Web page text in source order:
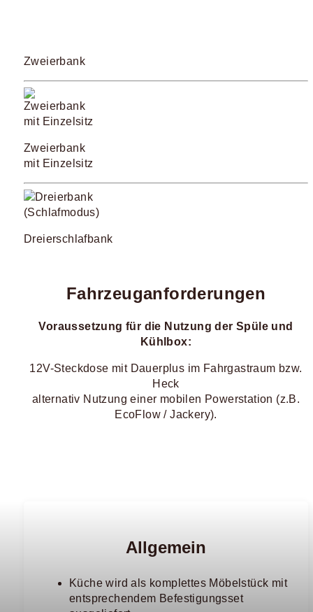
Zweierbank
Zweierbank
mit Einzelsitz
Dreierschlafbank
Fahrzeuganforderungen
Voraussetzung für die Nutzung der Spüle und
Kühlbox:
12V-Steckdose mit Dauerplus im Fahrgastraum bzw.
Heck
alternativ Nutzung einer mobilen Powerstation (z.B.
EcoFlow / Jackery).
Allgemein
Küche wird als komplettes Möbelstück mit
entsprechendem Befestigungsset